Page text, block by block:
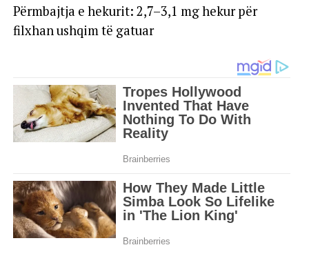
Përmbajtja e hekurit: 2,7–3,1 mg hekur për
filxhan ushqim të gatuar